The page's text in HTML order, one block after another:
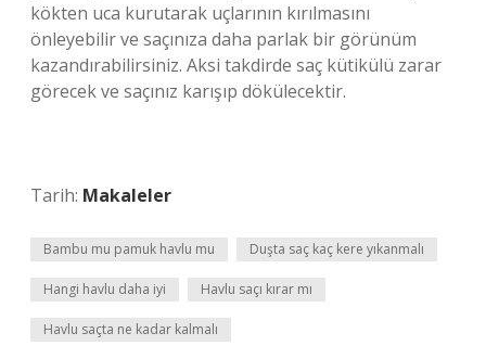
kökten uca kurutarak uçlarının kırılmasını
önleyebilir ve saçınıza daha parlak bir görünüm
kazandırabilirsiniz. Aksi takdirde saç kütikülü zarar
görecek ve saçınız karışıp dökülecektir.
Tarih: Makaleler
Bambu mu pamuk havlu mu Duşta saç kaç kere yıkanmalı
Hangi havlu daha iyi Havlu saçı kırar mı
Havlu saçta ne kadar kalmalı